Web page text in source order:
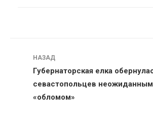
Навигация
НАЗАД
Губернаторская елка
севастопольцев неожиданным
«обломом»